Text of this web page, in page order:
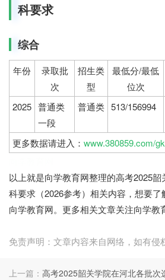
科要求
综合
年份
录取批
次
招生类
型
最低分/最低
位次
2025 普通类
一段
普通类 513/156994
更多数据请进入： www.380859.com/
以上就是向学教育网整理的高考2025
科要求（2026参考）相关内容，想要
向学教育网。更多相关文章关注向学教
免责声明：文章内容来自网络，如有侵
上一篇： 高考2025韶关学院在河北各批次